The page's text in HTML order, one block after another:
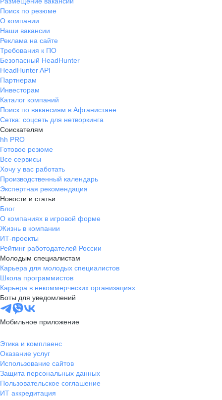
Поиск по резюме
О компании
Наши вакансии
Реклама на сайте
Требования к ПО
Безопасный HeadHunter
HeadHunter API
Партнерам
Инвесторам
Каталог компаний
Поиск по вакансиям в Афганистане
Сетка: соцсеть для нетворкинга
Соискателям
hh PRO
Готовое резюме
Все сервисы
Хочу у вас работать
Производственный календарь
Экспертная рекомендация
Новости и статьи
Блог
О компаниях в игровой форме
Жизнь в компании
ИТ-проекты
Рейтинг работодателей России
Молодым специалистам
Карьера для молодых специалистов
Школа программистов
Карьера в некоммерческих организациях
Боты для уведомлений
Мобильное приложение
Этика и комплаенс
Оказание услуг
Использование сайтов
Защита персональных данных
Пользовательское соглашение
ИТ аккредитация